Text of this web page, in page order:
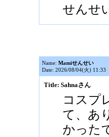
せんせ
Name: Mamiせんせい
Date: 2026/08/04(火) 11:33
Title: Sahnaさん
コスプ
て、あ
かった